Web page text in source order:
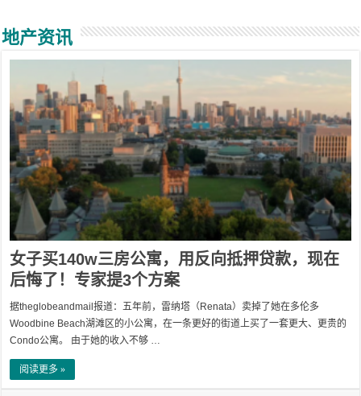
地产资讯
女子买140w三房公寓，用反向抵押贷款，现在
后悔了！专家提3个方案
据theglobeandmail报道：五年前，雷纳塔（Renata）卖掉了她在多伦多
Woodbine Beach湖滩区的小公寓，在一条更好的街道上买了一套更大、更贵的
Condo公寓。 由于她的收入不够 …
阅读更多 »